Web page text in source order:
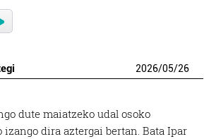
2026/05/26
dute maiatzeko udal osoko
dira aztergai bertan. Bata Ipar